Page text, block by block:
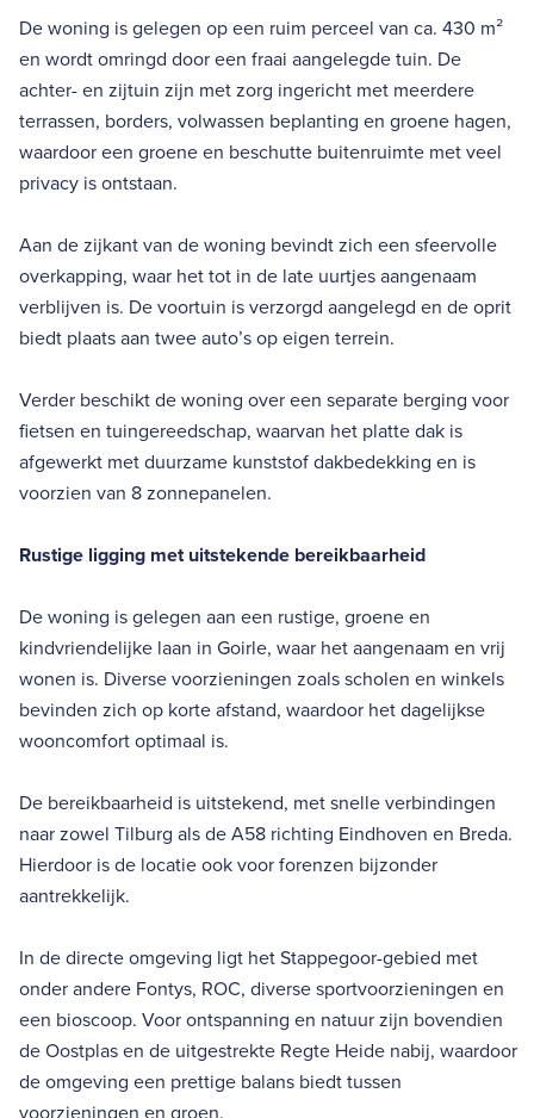
De woning is gelegen op een ruim perceel van ca. 430 m²
en wordt omringd door een fraai aangelegde tuin. De
achter- en zijtuin zijn met zorg ingericht met meerdere
terrassen, borders, volwassen beplanting en groene hagen,
waardoor een groene en beschutte buitenruimte met veel
privacy is ontstaan.
Aan de zijkant van de woning bevindt zich een sfeervolle
overkapping, waar het tot in de late uurtjes aangenaam
verblijven is. De voortuin is verzorgd aangelegd en de oprit
biedt plaats aan twee auto’s op eigen terrein.
Verder beschikt de woning over een separate berging voor
fietsen en tuingereedschap, waarvan het platte dak is
afgewerkt met duurzame kunststof dakbedekking en is
voorzien van 8 zonnepanelen.
Rustige ligging met uitstekende bereikbaarheid
De woning is gelegen aan een rustige, groene en
kindvriendelijke laan in Goirle, waar het aangenaam en vrij
wonen is. Diverse voorzieningen zoals scholen en winkels
bevinden zich op korte afstand, waardoor het dagelijkse
wooncomfort optimaal is.
De bereikbaarheid is uitstekend, met snelle verbindingen
naar zowel Tilburg als de A58 richting Eindhoven en Breda.
Hierdoor is de locatie ook voor forenzen bijzonder
aantrekkelijk.
In de directe omgeving ligt het Stappegoor-gebied met
onder andere Fontys, ROC, diverse sportvoorzieningen en
een bioscoop. Voor ontspanning en natuur zijn bovendien
de Oostplas en de uitgestrekte Regte Heide nabij, waardoor
de omgeving een prettige balans biedt tussen
voorzieningen en groen.